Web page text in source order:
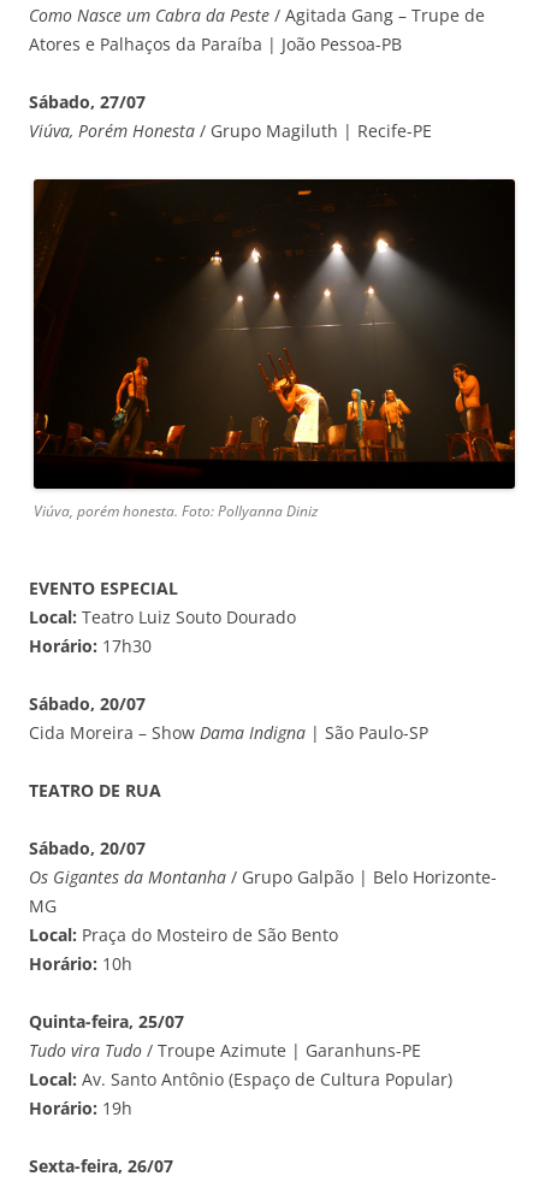
Como Nasce um Cabra da Peste / Agitada Gang – Trupe de
Atores e Palhaços da Paraíba | João Pessoa-PB
Sábado, 27/07
Viúva, Porém Honesta / Grupo Magiluth | Recife-PE
Viúva, porém honesta. Foto: Pollyanna Diniz
EVENTO ESPECIAL
Local: Teatro Luiz Souto Dourado
Horário: 17h30
Sábado, 20/07
Cida Moreira – Show Dama Indigna | São Paulo-SP
TEATRO DE RUA
Sábado, 20/07
Os Gigantes da Montanha / Grupo Galpão | Belo Horizonte-
MG
Local: Praça do Mosteiro de São Bento
Horário: 10h
Quinta-feira, 25/07
Tudo vira Tudo / Troupe Azimute | Garanhuns-PE
Local: Av. Santo Antônio (Espaço de Cultura Popular)
Horário: 19h
Sexta-feira, 26/07